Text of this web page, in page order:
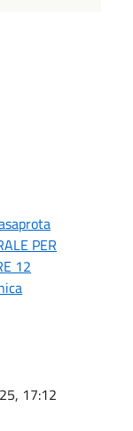
PER
12
17:12